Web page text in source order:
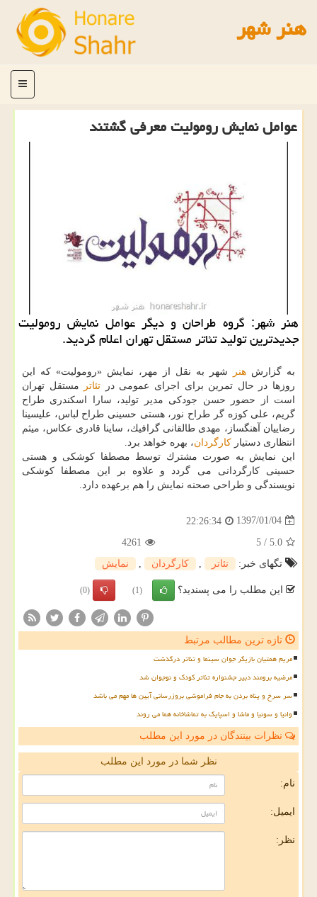
هنر شهر
منو
عوامل نمایش رومولیت معرفی گشتند
هنر شهر: گروه طراحان و دیگر عوامل نمایش رومولیت
جدیدترین تولید تئاتر مستقل تهران اعلام گردید.
به گزارش هنر
شهر به نقل از مهر، نمایش «رومولیت» كه این
روزها در حال تمرین برای اجرای عمومی در تئاتر
مستقل تهران
است از حضور حسن جودكی مدیر تولید، سارا اسكندری طراح
گریم، علی كوزه گر طراح نور، هستی حسینی طراح لباس، علیسینا
رضاییان آهنگساز، مهدی طالقانی گرافیك، ساینا قادری عكاس، میثم
انتظاری دستیار كارگردان، بهره خواهد برد.
این نمایش به صورت مشترك توسط مصطفا كوشكی و هستی
حسینی كارگردانی می گردد و علاوه بر این مصطفا كوشكی
نویسندگی و طراحی صحنه نمایش را هم برعهده دارد.
1397/01/04
22:26:34
5.0
/
5
4261
تگهای خبر:
تئاتر كارگردان نمایش
این مطلب را می پسندید؟ (1)
(0)
تازه ترین مطالب مرتبط
مریم همتیان بازیگر جوان سینما و تئاتر درگذشت
مرضیه برومند دبیر جشنواره تئاتر کودک و نوجوان شد
سر سرخ و پناه بردن به جام فراموشی بروزرسانی آیین ها مهم می باشد
وانیا و سونیا و ماشا و اسپایک به تماشاخانه هما می روند
نظرات بینندگان در مورد این مطلب
نظر شما در مورد این مطلب
نام:
ایمیل:
نظر: